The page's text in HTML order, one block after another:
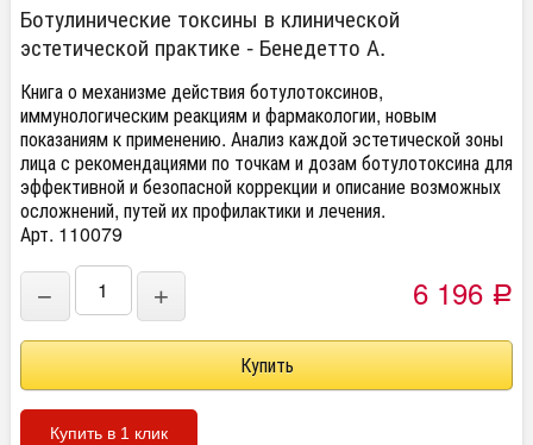
Ботулинические токсины в клинической
эстетической практике - Бенедетто А.
Книга о механизме действия ботулотоксинов,
иммунологическим реакциям и фармакологии, новым
показаниям к применению. Анализ каждой эстетической зоны
лица с рекомендациями по точкам и дозам ботулотоксина для
эффективной и безопасной коррекции и описание возможных
осложнений, путей их профилактики и лечения.
Арт. 110079
− + 6 196 Р
Купить в 1 клик